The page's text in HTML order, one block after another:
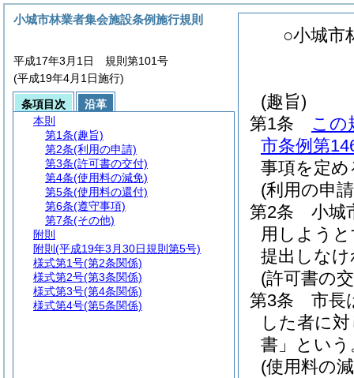
○小城市
(趣旨)
第1条
この
市条例第
事項を定
(利用の申
第2条
小城
用しよう
提出しな
(許可書の
第3条
市長
した者に
書」という
(使用料の
小城市林業者集会施設条例施行規則
平成17年3月1日 規則第101号
(平成19年4月1日施行)
条項目次
沿革
本則
第1条(趣旨)
第2条(利用の申請)
第3条(許可書の交付)
第4条(使用料の減免)
第5条(使用料の還付)
第6条(遵守事項)
第7条(その他)
附則
附則 (平成19年3月30日規則第5号)
様式第1号(第2条関係)
様式第2号(第3条関係)
様式第3号(第4条関係)
様式第4号(第5条関係)